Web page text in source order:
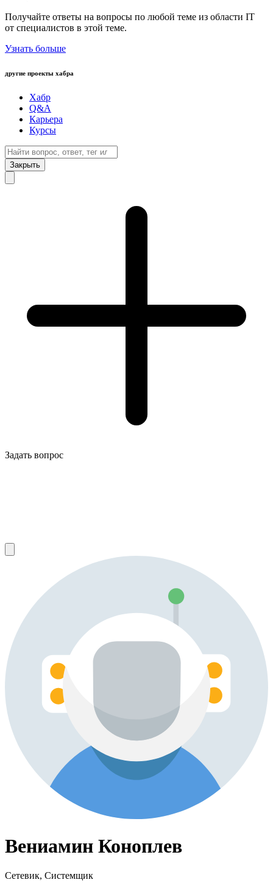
Получайте ответы на вопросы по любой теме из области IT
от специалистов в этой теме.
Узнать больше
другие проекты хабра
Хабр
Q&A
Карьера
Курсы
Закрыть
Задать вопрос
Вениамин Коноплев
Сетевик, Системщик